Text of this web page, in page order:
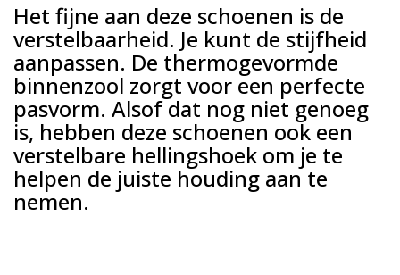
Het fijne aan deze schoenen is de
verstelbaarheid. Je kunt de stijfheid
aanpassen. De thermogevormde
binnenzool zorgt voor een perfecte
pasvorm. Alsof dat nog niet genoeg
is, hebben deze schoenen ook een
verstelbare hellingshoek om je te
helpen de juiste houding aan te
nemen.